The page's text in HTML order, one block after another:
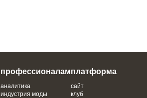
профессионалам
аналитика
индустрия моды
платформа
сайт
клуб